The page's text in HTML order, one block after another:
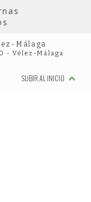
Málaga
- Vélez-Málaga
SUBIR AL INICIO